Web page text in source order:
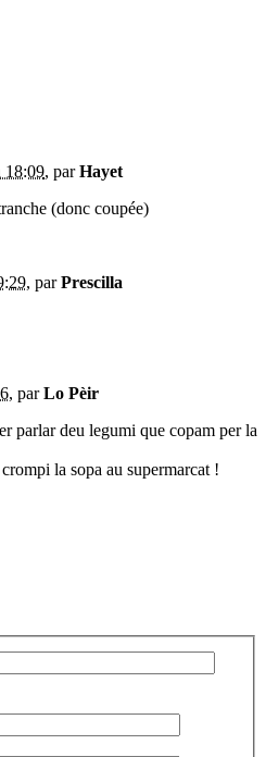
18:09, parHayet
(donc coupée)
, parPrescilla
, parLo Pèir
parlar deu legumi que copam per la
la sopa au supermarcat !